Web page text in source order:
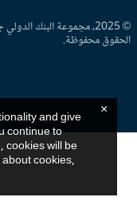
© 2025، مجموعة البنك الدولي
محفوظة.
and give
continue to
cookies will be
about cookies,